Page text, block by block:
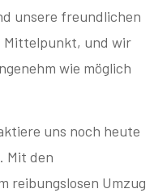
unsere freundlichen
Mittelpunkt, und wir
wie möglich
uns noch heute
Mit den
reibungslosen Umzug